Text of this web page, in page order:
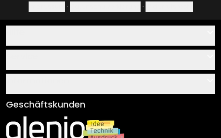
· ·
Über uns
Klebe- und Montageanleitungen
Newsletter An-/Abmeldung
AGB
Impressum
Versand & Zahlung
Geschäftskunden